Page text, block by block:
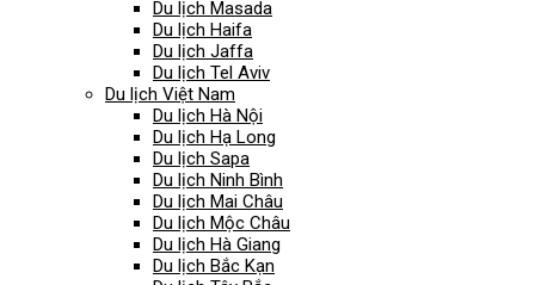
Du lịch Masada
Du lịch Haifa
Du lịch Jaffa
Du lịch Tel Aviv
Du lịch Việt Nam
Du lịch Hà Nội
Du lịch Hạ Long
Du lịch Sapa
Du lịch Ninh Bình
Du lịch Mai Châu
Du lịch Mộc Châu
Du lịch Hà Giang
Du lịch Bắc Kạn